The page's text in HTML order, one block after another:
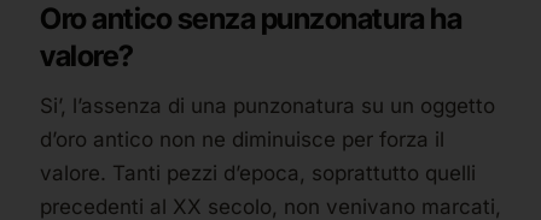
Oro antico senza punzonatura ha
valore?
Si’, l’assenza di una punzonatura su un oggetto
d’oro antico non ne diminuisce per forza il
valore. Tanti pezzi d’epoca, soprattutto quelli
precedenti al XX secolo, non venivano marcati,